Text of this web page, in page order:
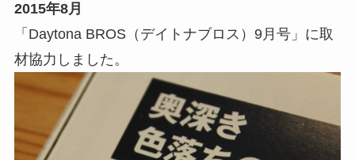
2015年8月
「Daytona BROS（デイトナブロス）9月号」に取
材協力しました。